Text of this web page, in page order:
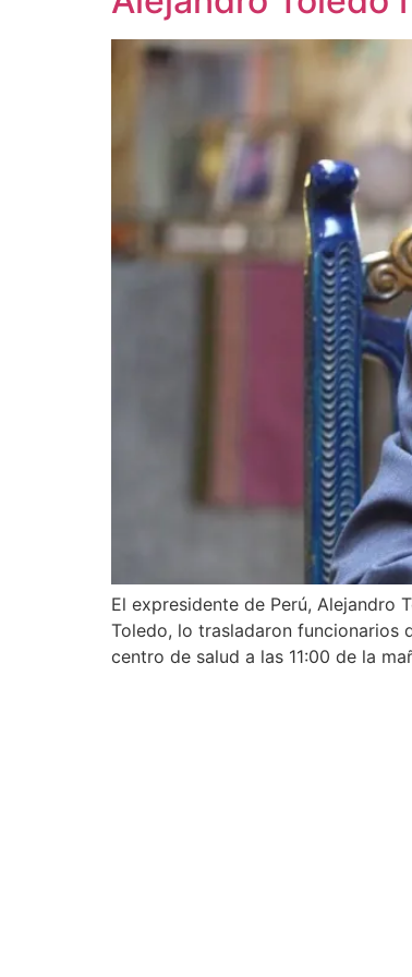
El expresidente de Perú, Alejandro
Toledo, lo trasladaron funcionarios
centro de salud a las 11:00 de la